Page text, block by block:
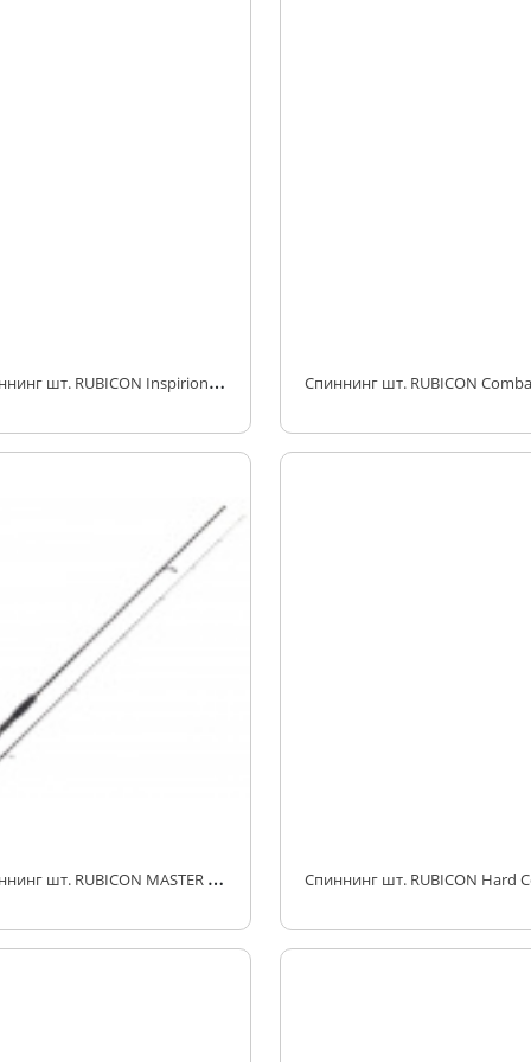
С
пиннинг шт. RUBICON Inspirion 5-20g 2.40m
С
пиннинг шт. RUBICON MASTER Jig II 1-8g 2.10m